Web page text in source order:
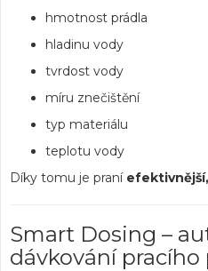
hmotnost prádla
hladinu vody
tvrdost vody
míru znečištění
typ materiálu
teplotu vody
Díky tomu je praní
Smart Dosing –
dávkování